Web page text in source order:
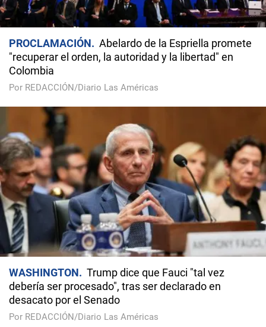
PROCLAMACIÓN
Abelardo de la Espriella promete
"recuperar el orden, la autoridad y la libertad" en
Colombia
Por REDACCIÓN/Diario Las Américas
WASHINGTON
Trump dice que Fauci "tal vez
debería ser procesado", tras ser declarado en
desacato por el Senado
Por REDACCIÓN/Diario Las Américas